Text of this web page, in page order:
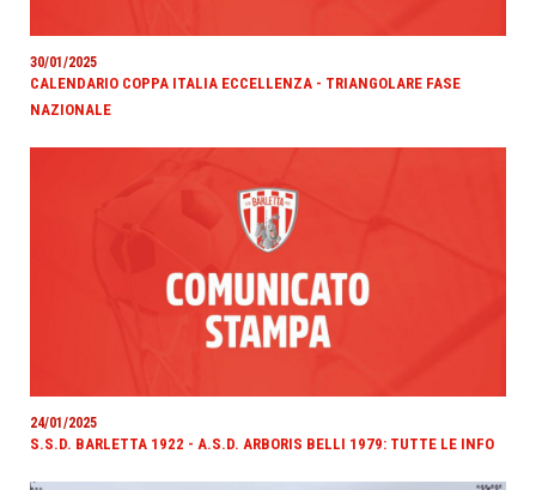
30/01/2025
CALENDARIO COPPA ITALIA ECCELLENZA - TRIANGOLARE FASE
NAZIONALE
24/01/2025
S.S.D. BARLETTA 1922 - A.S.D. ARBORIS BELLI 1979: TUTTE LE INFO